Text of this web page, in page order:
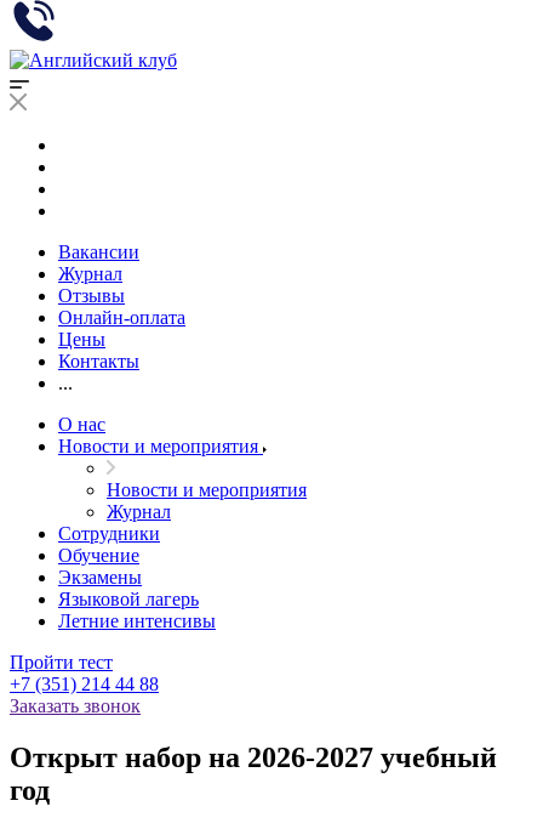
Вакансии
Журнал
Отзывы
Онлайн-оплата
Цены
Контакты
...
О нас
Новости и мероприятия
Новости и мероприятия
Журнал
Сотрудники
Обучение
Экзамены
Языковой лагерь
Летние интенсивы
Пройти тест
+7 (351) 214 44 88
Заказать звонок
Открыт набор на 2026-2027 учебный
год